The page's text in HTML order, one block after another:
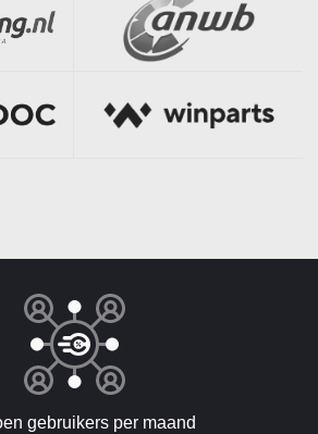
gebruikers per maand